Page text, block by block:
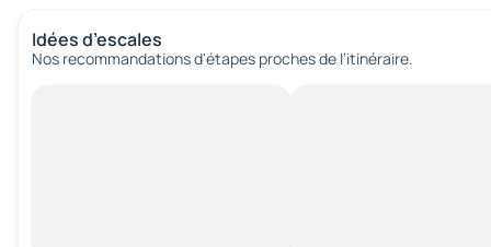
Idées d’escales
Nos recommandations d'étapes proches de l’itinéraire.